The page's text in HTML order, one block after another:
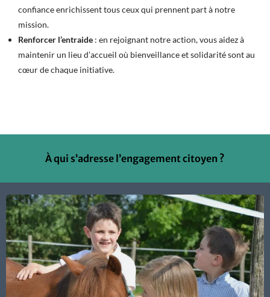
confiance enrichissent tous ceux qui prennent part à notre
mission.
Renforcer l’entraide : en rejoignant notre action, vous aidez à
maintenir un lieu d’accueil où bienveillance et solidarité sont au
cœur de chaque initiative.
À qui s’adresse l’engagement citoyen ?